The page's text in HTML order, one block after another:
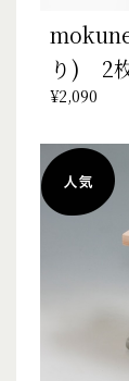
り) 2
¥2,090